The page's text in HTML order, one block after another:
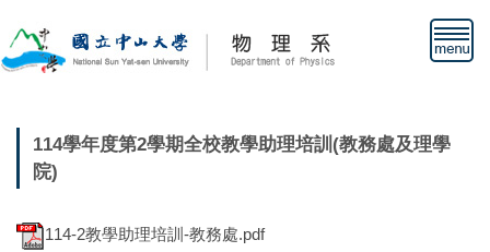
到
主
114學年度第2學期全校教學助理培訓(教務處及理學
院)
114-2教學助理培訓-教務處.pdf